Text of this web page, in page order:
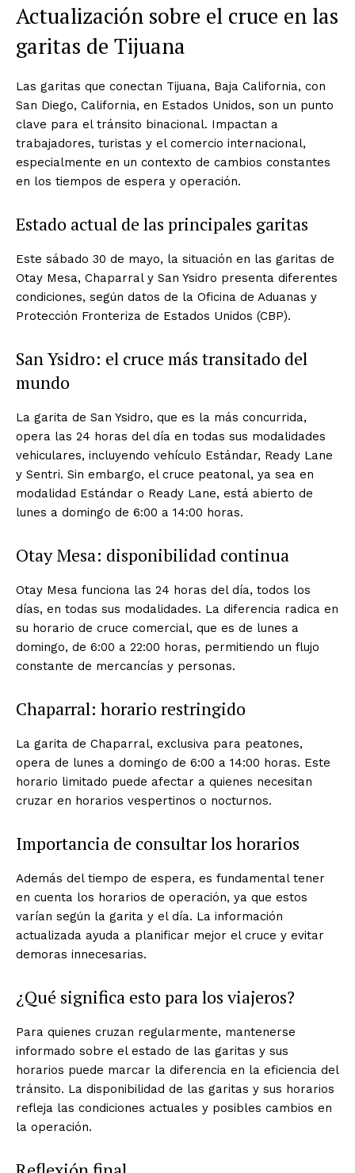
Actualización sobre el cruce en las
garitas de Tijuana
Las garitas que conectan Tijuana, Baja California, con
San Diego, California, en Estados Unidos, son un punto
clave para el tránsito binacional. Impactan a
trabajadores, turistas y el comercio internacional,
especialmente en un contexto de cambios constantes
en los tiempos de espera y operación.
Estado actual de las principales garitas
Este sábado 30 de mayo, la situación en las garitas de
Otay Mesa, Chaparral y San Ysidro presenta diferentes
condiciones, según datos de la Oficina de Aduanas y
Protección Fronteriza de Estados Unidos (CBP).
San Ysidro: el cruce más transitado del
mundo
La garita de San Ysidro, que es la más concurrida,
opera las 24 horas del día en todas sus modalidades
vehiculares, incluyendo vehículo Estándar, Ready Lane
y Sentri. Sin embargo, el cruce peatonal, ya sea en
modalidad Estándar o Ready Lane, está abierto de
lunes a domingo de 6:00 a 14:00 horas.
Otay Mesa: disponibilidad continua
Otay Mesa funciona las 24 horas del día, todos los
días, en todas sus modalidades. La diferencia radica en
su horario de cruce comercial, que es de lunes a
domingo, de 6:00 a 22:00 horas, permitiendo un flujo
constante de mercancías y personas.
Chaparral: horario restringido
La garita de Chaparral, exclusiva para peatones,
opera de lunes a domingo de 6:00 a 14:00 horas. Este
horario limitado puede afectar a quienes necesitan
cruzar en horarios vespertinos o nocturnos.
Importancia de consultar los horarios
Además del tiempo de espera, es fundamental tener
en cuenta los horarios de operación, ya que estos
varían según la garita y el día. La información
actualizada ayuda a planificar mejor el cruce y evitar
demoras innecesarias.
¿Qué significa esto para los viajeros?
Para quienes cruzan regularmente, mantenerse
informado sobre el estado de las garitas y sus
horarios puede marcar la diferencia en la eficiencia del
tránsito. La disponibilidad de las garitas y sus horarios
refleja las condiciones actuales y posibles cambios en
la operación.